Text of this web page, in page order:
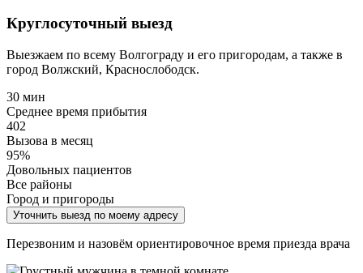
Круглосуточный выезд
Выезжаем по всему Волгограду и его пригородам, а также в
город Волжский, Краснослободск.
30 мин
Среднее время прибытия
402
Вызова в месяц
95%
Довольных пациентов
Все районы
Город и пригороды
Уточнить выезд по моему адресу
Перезвоним и назовём ориентировочное время приезда врача